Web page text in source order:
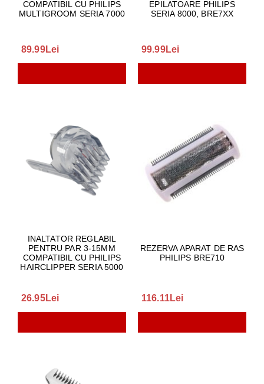
COMPATIBIL CU PHILIPS
MULTIGROOM SERIA 7000
89.99Lei
EPILATOARE PHILIPS
SERIA 8000, BRE7XX
99.99Lei
INALTATOR REGLABIL
PENTRU PAR 3-15MM
COMPATIBIL CU PHILIPS
HAIRCLIPPER SERIA 5000
26.95Lei
REZERVA APARAT DE RAS
PHILIPS BRE710
116.11Lei